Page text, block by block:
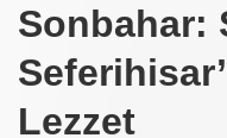
Sonbahar:
Lezzet